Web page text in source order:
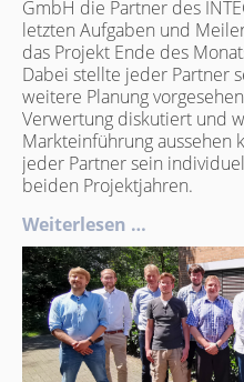
GmbH die Partner des
letzten Aufgaben und
das Projekt Ende des
Dabei stellte jeder Partner
weitere Planung
Verwertung diskutiert und
Markteinführung aussehen
jeder Partner sein
beiden Projektjahren.
Weiterlesen …